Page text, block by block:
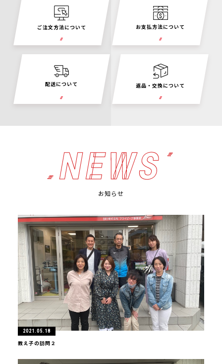
ご注文方法について お支払方法について
配送について 返品・交換について
NEWS
お知らせ
2021.05.18
教え子の訪問２